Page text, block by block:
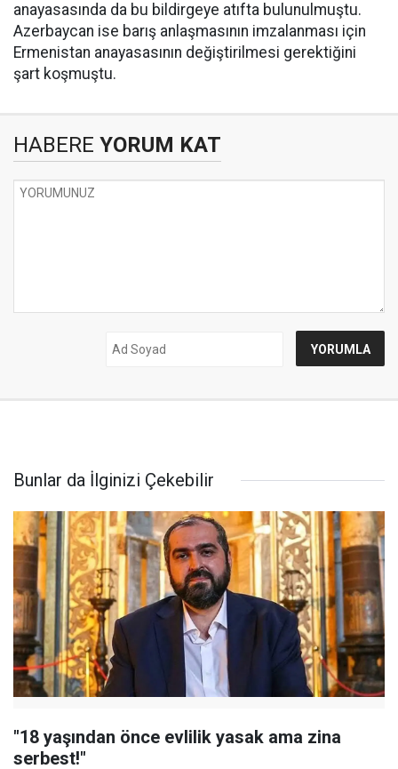
anayasasında da bu bildirgeye atıfta bulunulmuştu.
Azerbaycan ise barış anlaşmasının imzalanması için
Ermenistan anayasasının değiştirilmesi gerektiğini
şart koşmuştu.
HABERE YORUM KAT
Bunlar da İlginizi Çekebilir
"18 yaşından önce evlilik yasak ama zina
serbest!"